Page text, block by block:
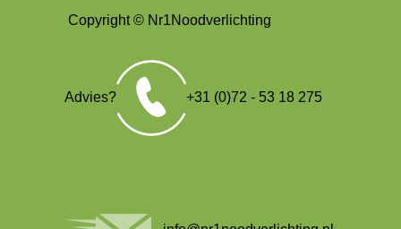
Copyright © Nr1Noodverlichting
Advies? +31 (0)72 - 53 18 275